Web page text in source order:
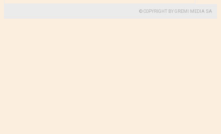
© COPYRIGHT BY GREMI MEDIA SA